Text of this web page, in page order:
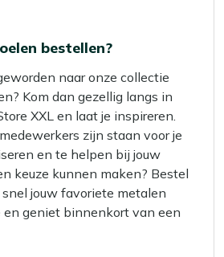
bestellen?
naar onze collectie
Kom dan gezellig langs in
XXL en laat je inspireren.
zijn staan voor je
en te helpen bij jouw
keuze kunnen maken? Bestel
jouw favoriete metalen
geniet binnenkort van een